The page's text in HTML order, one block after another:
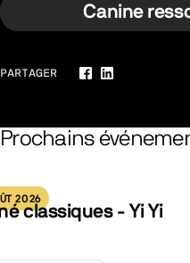
Canine
PARTAGER
Facebook
LinkedIn
Prochains
2026
classiques - Yi Yi